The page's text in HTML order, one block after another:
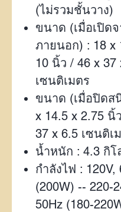
(ไม่รวมชั้นวาง)
ขนาด (เมื่อเปิด
ภายนอก) : 18 x
10 นิ้ว / 46 x 37
เซนติเมตร
ขนาด (เมื่อปิดส
x 14.5 x 2.75 นิ้
37 x 6.5 เซนติเ
น้ำหนัก : 4.3 กิโ
กำลังไฟ : 120V,
(200W) -- 220-
50Hz (180-